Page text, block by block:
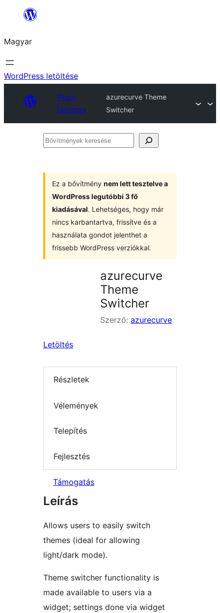
Ugrás
tartalomhoz
Magyar
WordPress letöltése
Plugin
Directory
azurecurve Theme
Switcher
Bővítmények
Ez a bővítmény nem lett tesztelve a
WordPress legutóbbi 3 fő
kiadásával. Lehetséges, hogy már
nincs karbantartva, frissítve és a
használata gondot jelenthet a
frissebb WordPress verziókkal.
azurecurve
Theme
Switcher
Szerző: azurecurve
Letöltés
Részletek
Vélemények
Telepítés
Fejlesztés
Támogatás
Leírás
Allows users to easily switch
themes (ideal for allowing
light/dark mode).
Theme switcher functionality is
made available to users via a
widget; settings done via widget